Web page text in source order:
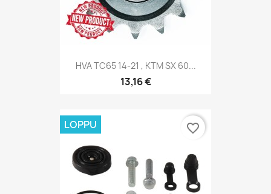
HVA TC65 14-21 , KTM SX 60...
13,16 €
LOPPU favorite_border